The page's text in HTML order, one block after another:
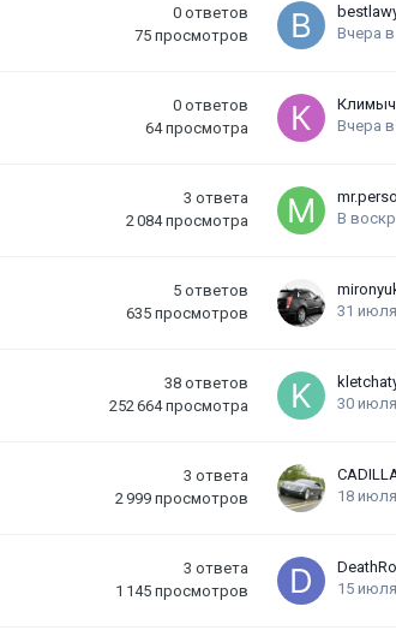
0 ответов
75 просмотров
Вчера в
0 ответов
64 просмотра
Климыч
Вчера
3 ответа
2 084 просмотра
В
5 ответов
635 просмотров
31 июля
38 ответов
252 664 просмотра
30 июля
3 ответа
2 999 просмотров
18 июля
3 ответа
1 145 просмотров
15 июля